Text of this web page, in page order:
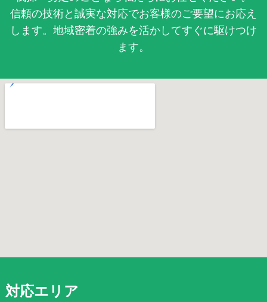
信頼の技術と誠実な対応でお客様のご要望にお応え
します。地域密着の強みを活かしてすぐに駆けつけ
ます。
対応エリア